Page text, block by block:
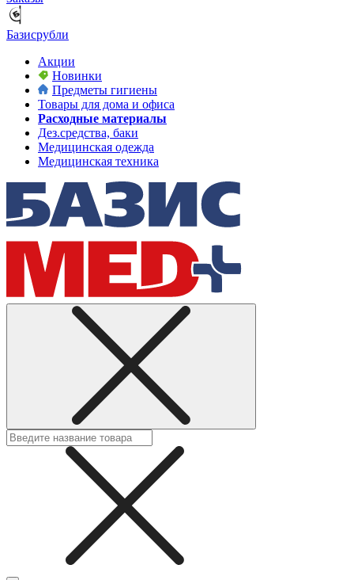
Базисрубли
Акции
Новинки
Предметы гигиены
Товары для дома и офиса
Расходные материалы
Дез.средства, баки
Медицинская одежда
Медицинская техника